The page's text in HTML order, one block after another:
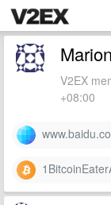
V2EX
+08:00